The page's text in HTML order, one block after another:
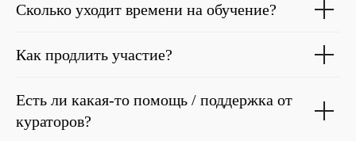
Сколько уходит времени на обучение?
Как продлить участие?
Есть ли какая-то помощь / поддержка от
кураторов?